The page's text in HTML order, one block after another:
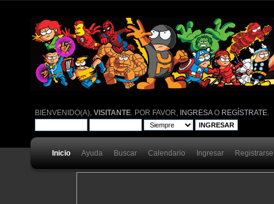
BIENVENIDO(A),VISITANTE . POR FAVOR, INGRESAO REGÍSTRATE
Inicio Ayuda Buscar Calendario Ingresar Registrarse